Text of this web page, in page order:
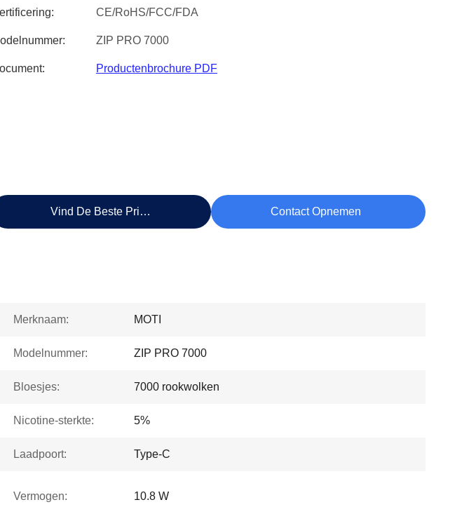
CE/RoHS/FCC/FDA
ZIP PRO 7000
Productenbrochure PDF
Vind De Beste Prijs Contact Opnemen
Merknaam: MOTI
Modelnummer: ZIP PRO 7000
Bloesjes: 7000 rookwolken
Nicotine-sterkte: 5%
Laadpoort: Type-C
Vermogen: 10.8 W